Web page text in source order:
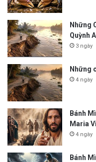
Những
Quỳnh
3 ngày
Những
4 ngày
Bánh
Maria
4 ngày
Bánh